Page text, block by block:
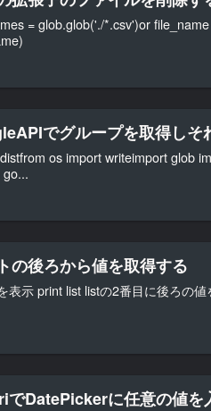
= glob.glob('./*.csv')or
でグループを取得しそ
os import writeimport glob
の後ろから値を取得する
表示 print list listの2番目に後ろの
DatePickerに任意の値を